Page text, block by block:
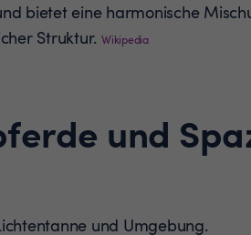
bietet eine harmonische
Struktur. Wikipedia
und
und Umgebung.